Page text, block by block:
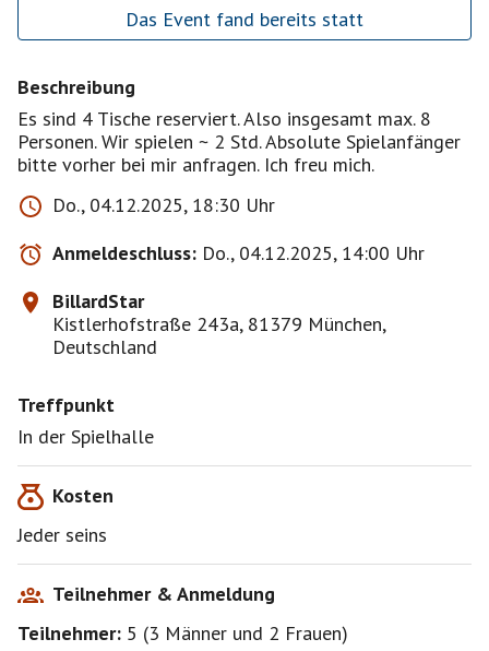
Das Event fand bereits statt
Beschreibung
Es sind 4 Tische reserviert. Also insgesamt max. 8
Personen. Wir spielen ~ 2 Std. Absolute Spielanfänger
bitte vorher bei mir anfragen. Ich freu mich.
Do., 04.12.2025, 18:30 Uhr
Anmeldeschluss: Do., 04.12.2025, 14:00 Uhr
BillardStar
Kistlerhofstraße 243a, 81379 München,
Deutschland
Treffpunkt
In der Spielhalle
Kosten
Jeder seins
Teilnehmer & Anmeldung
Teilnehmer: 5 (3 Männer und 2 Frauen)